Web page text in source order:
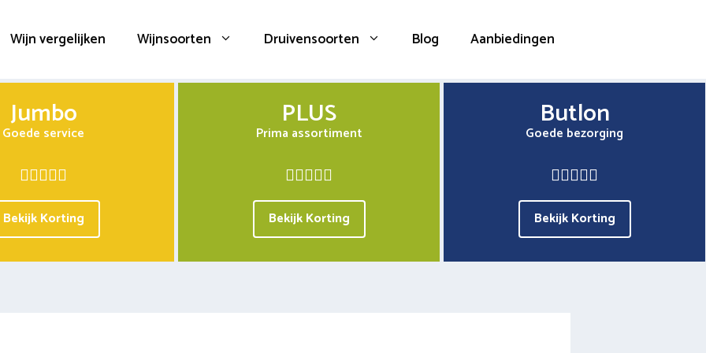
Wijn vergelijken Wijnsoorten Druivensoorten Blog Aanbiedingen
Jumbo
Goede service
Bekijk Korting
PLUS
Prima assortiment
Bekijk Korting
Butlon
Goede bezorging
Bekijk Korting